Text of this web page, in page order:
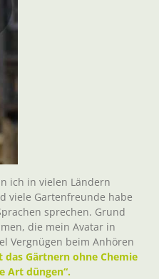
ich in vielen Ländern
viele Gartenfreunde habe
sprechen. Grund
die mein Avatar in
Vergnügen beim Anhören
das Gärtnern ohne Chemie
Art düngen“.